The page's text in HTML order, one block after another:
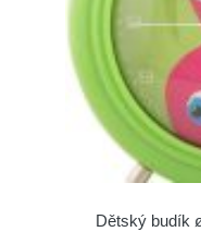
Dětský budík